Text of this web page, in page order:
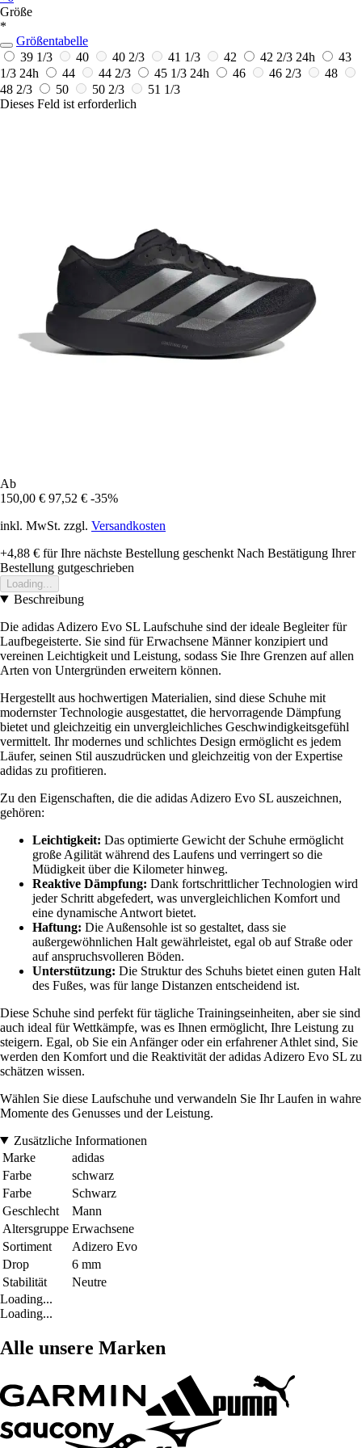
Größe
*
Größentabelle
39 1/3
40 40 2/3 41 1/3 42 42 2/3 24h
43
1/3 24h 44 44 2/3 45 1/3 24h 46 46 2/3
48
48 2/3
50 50 2/3
51 1/3
Dieses Feld ist erforderlich
Ab
150,00 € 97,52 € -35%
inkl. MwSt. zzgl. Versandkosten
+4,88 € für Ihre nächste Bestellung geschenkt Nach Bestätigung Ihrer
Bestellung gutgeschrieben
Loading...
Beschreibung
Die adidas Adizero Evo SL Laufschuhe sind der ideale Begleiter für
Laufbegeisterte. Sie sind für Erwachsene Männer konzipiert und
vereinen Leichtigkeit und Leistung, sodass Sie Ihre Grenzen auf allen
Arten von Untergründen erweitern können.
Hergestellt aus hochwertigen Materialien, sind diese Schuhe mit
modernster Technologie ausgestattet, die hervorragende Dämpfung
bietet und gleichzeitig ein unvergleichliches Geschwindigkeitsgefühl
vermittelt. Ihr modernes und schlichtes Design ermöglicht es jedem
Läufer, seinen Stil auszudrücken und gleichzeitig von der Expertise
adidas zu profitieren.
Zu den Eigenschaften, die die adidas Adizero Evo SL auszeichnen,
gehören:
Leichtigkeit: Das optimierte Gewicht der Schuhe ermöglicht
große Agilität während des Laufens und verringert so die
Müdigkeit über die Kilometer hinweg.
Reaktive Dämpfung: Dank fortschrittlicher Technologien wird
jeder Schritt abgefedert, was unvergleichlichen Komfort und
eine dynamische Antwort bietet.
Haftung: Die Außensohle ist so gestaltet, dass sie
außergewöhnlichen Halt gewährleistet, egal ob auf Straße oder
auf anspruchsvolleren Böden.
Unterstützung: Die Struktur des Schuhs bietet einen guten Halt
des Fußes, was für lange Distanzen entscheidend ist.
Diese Schuhe sind perfekt für tägliche Trainingseinheiten, aber sie sind
auch ideal für Wettkämpfe, was es Ihnen ermöglicht, Ihre Leistung zu
steigern. Egal, ob Sie ein Anfänger oder ein erfahrener Athlet sind, Sie
werden den Komfort und die Reaktivität der adidas Adizero Evo SL zu
schätzen wissen.
Wählen Sie diese Laufschuhe und verwandeln Sie Ihr Laufen in wahre
Momente des Genusses und der Leistung.
Zusätzliche Informationen
Marke
adidas
Farbe
schwarz
Farbe
Schwarz
Geschlecht
Mann
Altersgruppe Erwachsene
Sortiment
Adizero Evo
Drop
6 mm
Stabilität
Neutre
Loading...
Loading...
Alle unsere Marken